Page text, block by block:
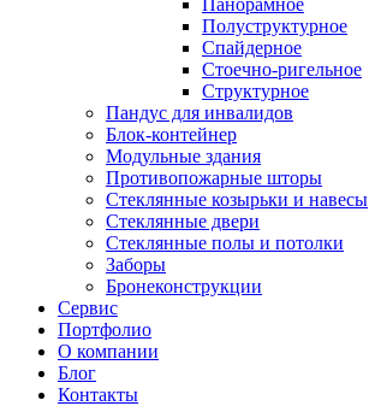
Панорамное
Полуструктурное
Спайдерное
Стоечно-ригельное
Структурное
Пандус для инвалидов
Блок-контейнер
Модульные здания
Противопожарные шторы
Стеклянные козырьки и навесы
Стеклянные двери
Стеклянные полы и потолки
Заборы
Бронеконструкции
Сервис
Портфолио
О компании
Блог
Контакты